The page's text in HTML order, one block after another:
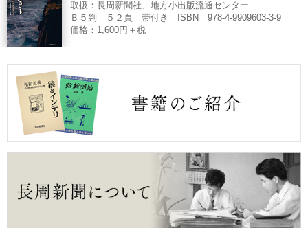
取扱：長周新聞社、地方小出版流通センター
Ｂ５判 ５２頁 帯付き ISBN 978-4-9909603-3-9
価格：1,600円＋税